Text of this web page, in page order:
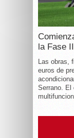
la Fase
Las obras,
euros de
Serrano. El